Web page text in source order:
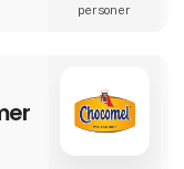
personer